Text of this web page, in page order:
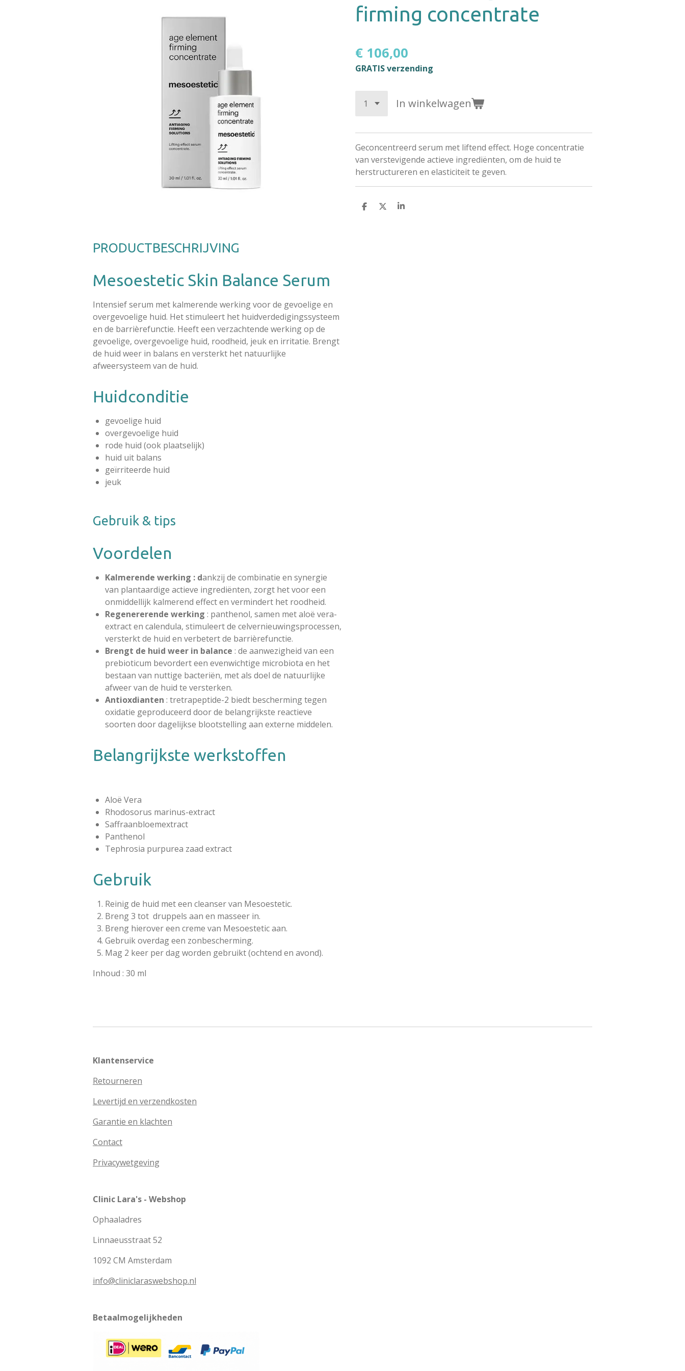
firming concentrate
€ 106,00
GRATIS verzending
In winkelwagen
Geconcentreerd serum met liftend effect. Hoge concentratie
van verstevigende actieve ingrediënten, om de huid te
herstructureren en elasticiteit te geven.
D
D
S
PRODUCTBESCHRIJVING
Mesoestetic Skin Balance Serum
Intensief serum met kalmerende werking voor de gevoelige en
overgevoelige huid. Het stimuleert het huidverdedigingssysteem
en de barrièrefunctie. Heeft een verzachtende werking op de
gevoelige, overgevoelige huid, roodheid, jeuk en irritatie. Brengt
de huid weer in balans en versterkt het natuurlijke
afweersysteem van de huid.
Huidconditie
gevoelige huid
overgevoelige huid
rode huid (ook plaatselijk)
huid uit balans
geïrriteerde huid
jeuk
Gebruik & tips
Voordelen
Kalmerende werking : dankzij de combinatie en synergie
van plantaardige actieve ingrediënten, zorgt het voor een
onmiddellijk kalmerend effect en vermindert het roodheid.
Regenererende werking : panthenol, samen met aloë vera-
extract en calendula, stimuleert de celvernieuwingsprocessen,
versterkt de huid en verbetert de barrièrefunctie.
Brengt de huid weer in balance : de aanwezigheid van een
prebioticum bevordert een evenwichtige microbiota en het
bestaan ​​van nuttige bacteriën, met als doel de natuurlijke
afweer van de huid te versterken.
Antioxdianten : tretrapeptide-2 biedt bescherming tegen
oxidatie geproduceerd door de belangrijkste reactieve
soorten door dagelijkse blootstelling aan externe middelen.
Belangrijkste werkstoffen
Aloë Vera
Rhodosorus marinus-extract
Saffraanbloemextract
Panthenol
Tephrosia purpurea zaad extract
Gebruik
Reinig de huid met een cleanser van Mesoestetic.
Breng 3 tot druppels aan en masseer in.
Breng hierover een creme van Mesoestetic aan.
Gebruik overdag een zonbescherming.
Mag 2 keer per dag worden gebruikt (ochtend en avond).
Inhoud : 30 ml
Klantenservice
Retourneren
Levertijd en verzendkosten
Garantie en klachten
Contact
Privacywetgeving
Clinic Lara's - Webshop
Ophaaladres
Linnaeusstraat 52
1092 CM Amsterdam
info@cliniclaraswebshop.nl
Betaalmogelijkheden